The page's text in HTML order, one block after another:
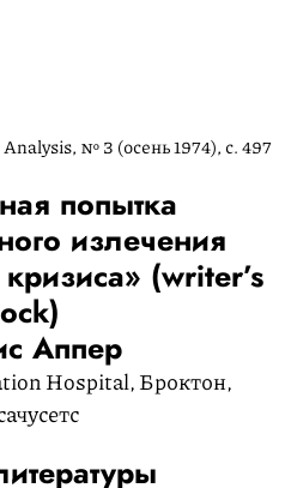
№ 3 (осень 1974), с. 497
попытка
излечения
кризиса» (writer’s
Аппер
Hospital, Броктон,